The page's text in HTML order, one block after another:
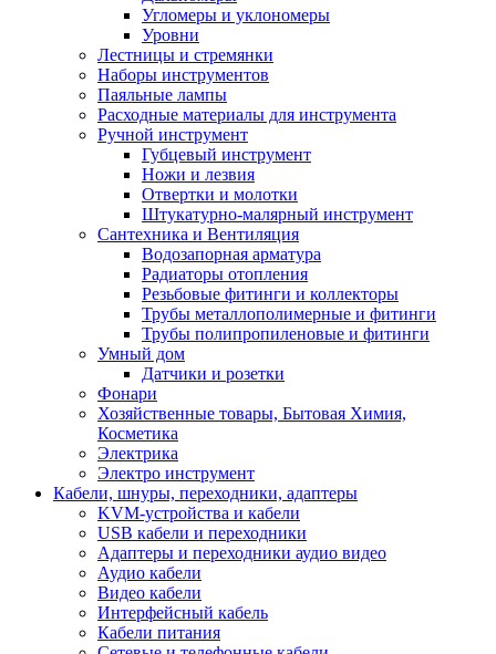
Угломеры и уклономеры
Уровни
Лестницы и стремянки
Наборы инструментов
Паяльные лампы
Расходные материалы для инструмента
Ручной инструмент
Губцевый инструмент
Ножи и лезвия
Отвертки и молотки
Штукатурно-малярный инструмент
Сантехника и Вентиляция
Водозапорная арматура
Радиаторы отопления
Резьбовые фитинги и коллекторы
Трубы металлополимерные и фитинги
Трубы полипропиленовые и фитинги
Умный дом
Датчики и розетки
Фонари
Хозяйственные товары, Бытовая Химия,
Косметика
Электрика
Электро инструмент
Кабели, шнуры, переходники, адаптеры
KVM-устройства и кабели
USB кабели и переходники
Адаптеры и переходники аудио видео
Аудио кабели
Видео кабели
Интерфейсный кабель
Кабели питания